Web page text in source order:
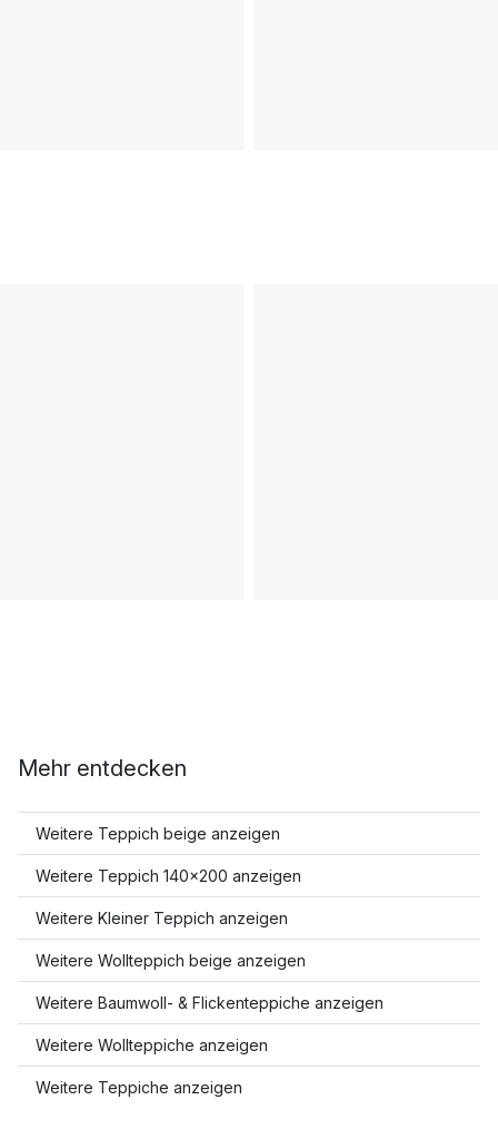
Mehr entdecken
Weitere Teppich beige anzeigen
Weitere Teppich 140x200 anzeigen
Weitere Kleiner Teppich anzeigen
Weitere Wollteppich beige anzeigen
Weitere Baumwoll- & Flickenteppiche anzeigen
Weitere Wollteppiche anzeigen
Weitere Teppiche anzeigen